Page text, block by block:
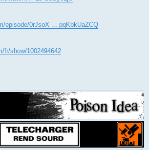
episode/0rJsoX ... pqKbkUaZCQ
fr/show/1002494642